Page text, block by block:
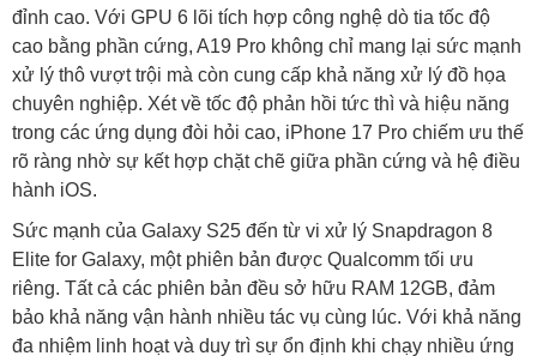
đỉnh cao. Với GPU 6 lõi tích hợp công nghệ dò tia tốc độ
cao bằng phần cứng, A19 Pro không chỉ mang lại sức mạnh
xử lý thô vượt trội mà còn cung cấp khả năng xử lý đồ họa
chuyên nghiệp. Xét về tốc độ phản hồi tức thì và hiệu năng
trong các ứng dụng đòi hỏi cao, iPhone 17 Pro chiếm ưu thế
rõ ràng nhờ sự kết hợp chặt chẽ giữa phần cứng và hệ điều
hành iOS.
Sức mạnh của Galaxy S25 đến từ vi xử lý Snapdragon 8
Elite for Galaxy, một phiên bản được Qualcomm tối ưu
riêng. Tất cả các phiên bản đều sở hữu RAM 12GB, đảm
bảo khả năng vận hành nhiều tác vụ cùng lúc. Với khả năng
đa nhiệm linh hoạt và duy trì sự ổn định khi chạy nhiều ứng